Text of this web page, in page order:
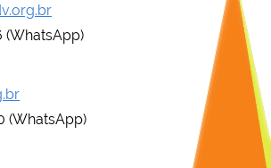
(WhatsApp)
(WhatsApp)